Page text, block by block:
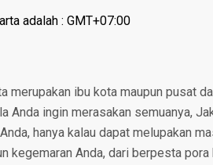
adalah : GMT+07:00
merupakan ibu kota maupun pusat
Anda ingin merasakan semuanya,
hanya kalau dapat melupakan
kegemaran Anda, dari berpesta